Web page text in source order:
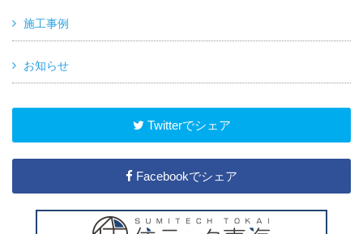
施工事例
お知らせ
Twitterでシェア
Facebookでシェア